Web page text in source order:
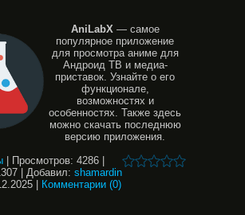
AniLabX— самое
популярное приложение
для просмотра аниме для
Андроид ТВ и медиа-
приставок. Узнайте о его
функционале,
возможностях и
особенностях. Также здесь
можно скачать последнюю
версию приложения.
Просмотров: 4286
Добавил: shamardin
Комментарии (0)